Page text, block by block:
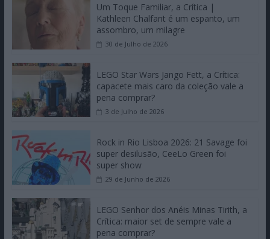
Um Toque Familiar, a Crítica |
Kathleen Chalfant é um espanto, um
assombro, um milagre
30 de Julho de 2026
LEGO Star Wars Jango Fett, a Crítica:
capacete mais caro da coleção vale a
pena comprar?
3 de Julho de 2026
Rock in Rio Lisboa 2026: 21 Savage foi
super desilusão, CeeLo Green foi
super show
29 de Junho de 2026
LEGO Senhor dos Anéis Minas Tirith, a
Crítica: maior set de sempre vale a
pena comprar?